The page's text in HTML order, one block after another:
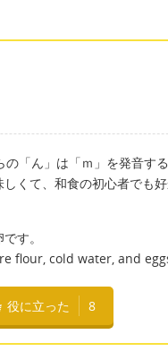
「ん」は「ｍ」を発音す
くて、和食の初心者でも
す。
flour, cold water, and
役に立った 8